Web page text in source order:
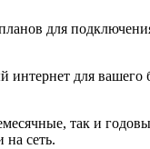
для
для
так и
на сеть.